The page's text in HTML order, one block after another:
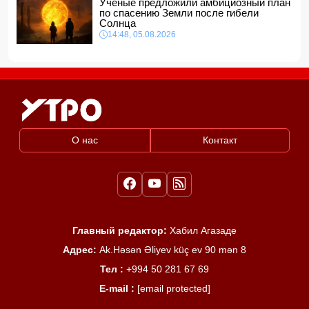
Ученые предложили амбициозный план
по спасению Земли после гибели
Солнца
14:48, 05.08.2026
О нас Контакт
Главный редактор: Хабил Агазаде
Адрес: Ak.Həsən Əliyev küç ev 90 mən 8
Тел : +994 50 281 67 69
E-mail : [email protected]